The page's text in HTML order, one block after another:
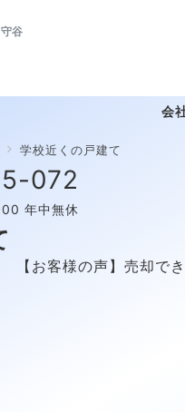
谷
会
072
年中無休
学校近くの戸建て
【お客様の声】売却で